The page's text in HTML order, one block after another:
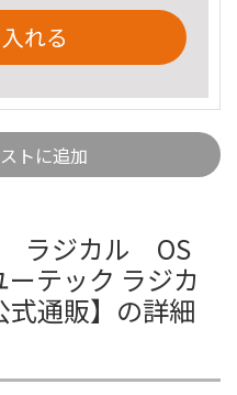
れる
トに追加
ラジカル OS
テック ラジカ
式通販】の詳細